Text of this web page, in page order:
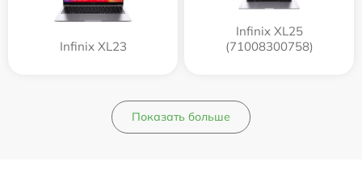
Infinix XL23
Infinix XL25
(71008300758)
Показать больше